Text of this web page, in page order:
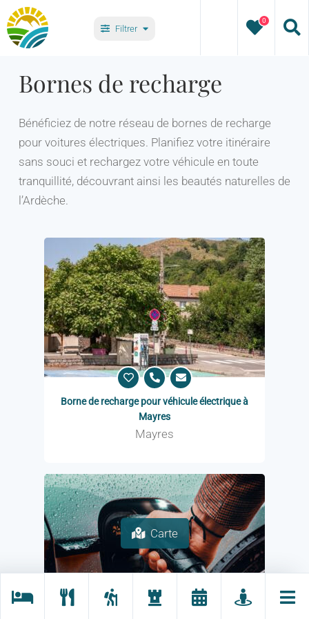
Passer
au
contenu
Filtrer
0
Bornes de recharge
Bénéficiez de notre réseau de bornes de recharge
pour voitures électriques. Planifiez votre itinéraire
sans souci et rechargez votre véhicule en toute
tranquillité, découvrant ainsi les beautés naturelles de
l’Ardèche.
Borne de recharge pour véhicule électrique à
Mayres
Mayres
Carte